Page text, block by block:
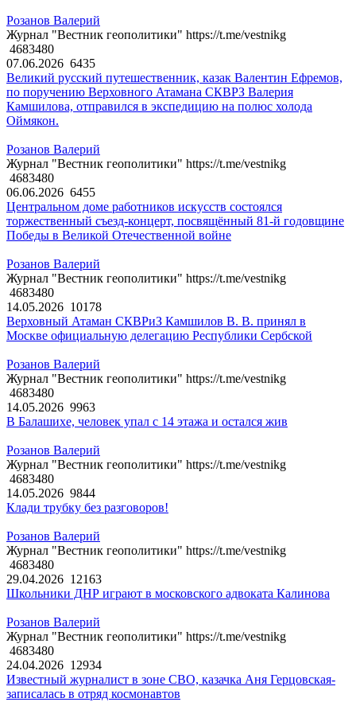
Розанов Валерий
Журнал "Вестник геополитики" https://t.me/vestnikg
4683480
07.06.2026 6435
Великий русский путешественник, казак Валентин Ефремов,
по поручению Верховного Атамана СКВРЗ Валерия
Камшилова, отправился в экспедицию на полюс холода
Оймякон.
Розанов Валерий
Журнал "Вестник геополитики" https://t.me/vestnikg
4683480
06.06.2026 6455
Центральном доме работников искусств состоялся
торжественный съезд-концерт, посвящённый 81-й годовщине
Победы в Великой Отечественной войне
Розанов Валерий
Журнал "Вестник геополитики" https://t.me/vestnikg
4683480
14.05.2026 10178
Верховный Атаман СКВРиЗ Камшилов В. В. принял в
Москве официальную делегацию Республики Сербской
Розанов Валерий
Журнал "Вестник геополитики" https://t.me/vestnikg
4683480
14.05.2026 9963
В Балашихе, человек упал с 14 этажа и остался жив
Розанов Валерий
Журнал "Вестник геополитики" https://t.me/vestnikg
4683480
14.05.2026 9844
Клади трубку без разговоров!
Розанов Валерий
Журнал "Вестник геополитики" https://t.me/vestnikg
4683480
29.04.2026 12163
Школьники ДНР играют в московского адвоката Калинова
Розанов Валерий
Журнал "Вестник геополитики" https://t.me/vestnikg
4683480
24.04.2026 12934
Известный журналист в зоне СВО, казачка Аня Герцовская-
записалась в отряд космонавтов